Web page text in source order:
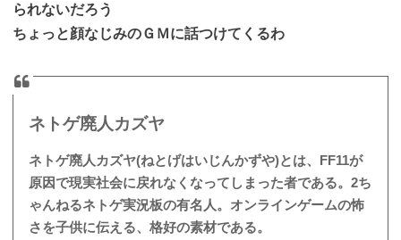
られないだろう
ちょっと顔なじみのＧＭに話つけてくるわ
ネトゲ廃人カズヤ
ネトゲ廃人カズヤ(ねとげはいじんかずや)とは、FF11が
原因で現実社会に戻れなくなってしまった者である。2ち
ゃんねるネトゲ実況板の有名人。オンラインゲームの怖
さを子供に伝える、格好の素材である。